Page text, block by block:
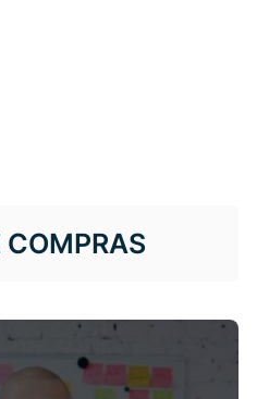
COMPRAS